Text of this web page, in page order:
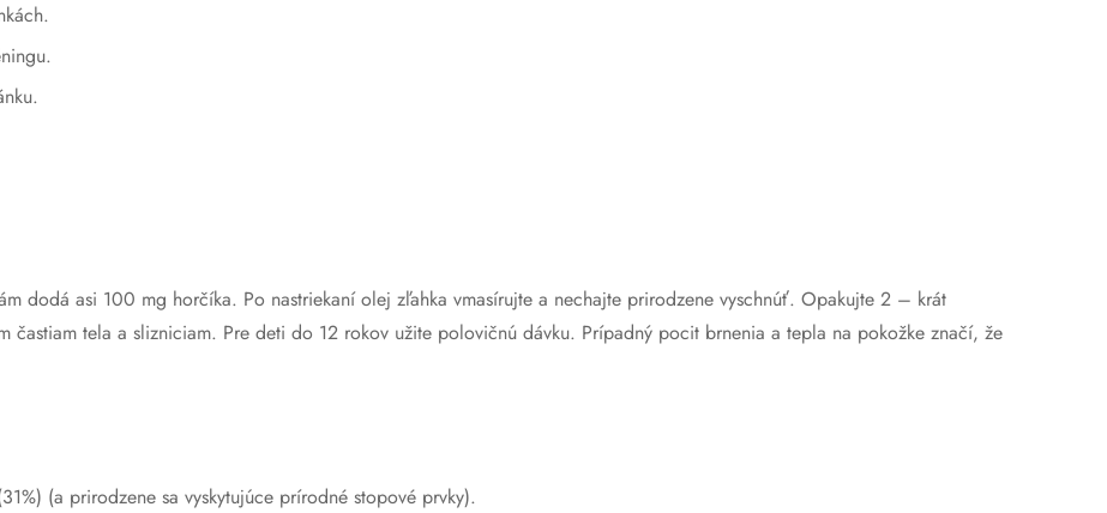
dodá asi 100 mg horčíka. Po nastriekaní olej zľahka vmasírujte a nechajte prirodzene vyschnúť. Opakujte 2 – krát
častiam tela a slizniciam. Pre deti do 12 rokov užite polovičnú dávku. Prípadný pocit brnenia a tepla na pokožke značí, že
(a prirodzene sa vyskytujúce prírodné stopové prvky).